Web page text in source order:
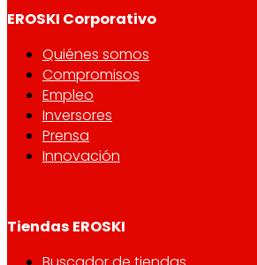
EROSKI Corporativo
Quiénes somos
Compromisos
Empleo
Inversores
Prensa
Innovación
Tiendas EROSKI